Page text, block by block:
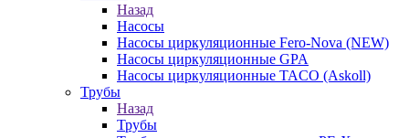
Назад
Насосы
Насосы циркуляционные Fero-Nova (NEW)
Насосы циркуляционные GPA
Насосы циркуляционные TACO (Askoll)
Трубы
Назад
Трубы